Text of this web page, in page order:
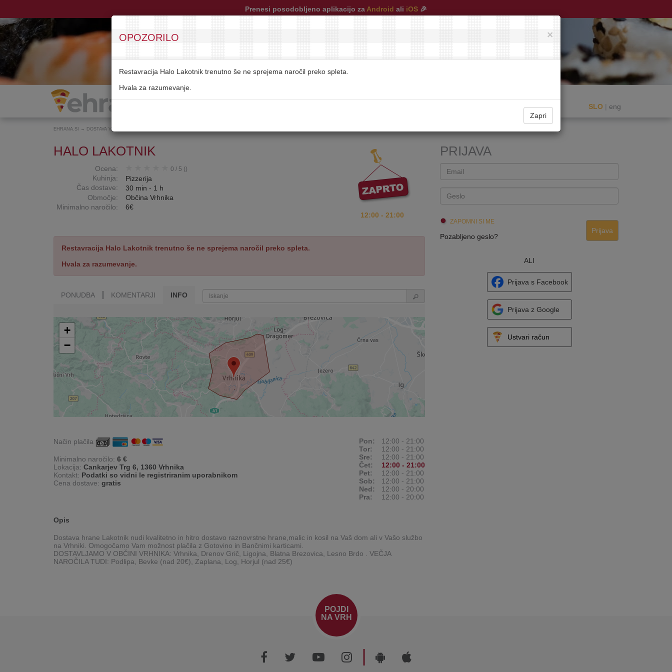
Prenesi posodobljeno aplikacijo za Android ali iOS 🎉
SLO | eng
EHRANA.SI → DOSTAVA VRHNIKA
12:00 - 21:00
HALO LAKOTNIK
Ocena:
Kuhinja:
Čas dostave:
0 / 5 ()
Pizzerija
30 min - 1 h
Območje:
Občina Vrhnika
Minimalno naročilo:
6€
Restavracija Halo Lakotnik trenutno še ne sprejema naročil preko spleta.
Hvala za razumevanje.
PONUDBA KOMENTARJI INFO
+
−
Način plačila
Minimalno naročilo: 6 €
Lokacija: Cankarjev Trg 6, 1360 Vrhnika
Kontakt: Podatki so vidni le registriranim uporabnikom
Cena dostave: gratis
Pon:
12:00 - 21:00
Tor:
12:00 - 21:00
Sre:
12:00 - 21:00
Čet:
12:00 - 21:00
Pet:
12:00 - 21:00
Sob:
12:00 - 21:00
Ned:
12:00 - 20:00
Pra:
12:00 - 20:00
Opis
Dostava hrane Lakotnik nudi kvalitetno in hitro dostavo raznovrstne hrane,malic in kosil na Vaš dom ali v Vašo službo
na Vrhniki. Omogočamo Vam možnost plačila z Gotovino in Bančnimi karticami.
DOSTAVLJAMO V OBČINI VRHNIKA: Vrhnika, Drenov Grič, Ligojna, Blatna Brezovica, Lesno Brdo . VEČJA
PRIJAVA
ZAPOMNI SI ME
Pozabljeno geslo?
Prijava
ALI
Prijava s Facebook
Prijava z Google
Ustvari račun
POJDI
NA VRH
|
×
OPOZORILO
Restavracija Halo Lakotnik trenutno še ne sprejema naročil preko spleta.
Hvala za razumevanje.
Zapri